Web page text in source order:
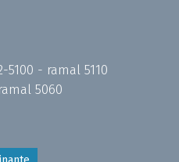
5100 - ramal 5110
5060